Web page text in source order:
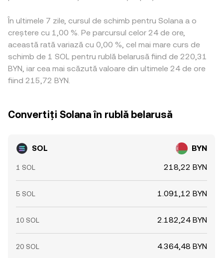
În ultimele 7 zile, cursul de schimb pentru Solana a o
creștere cu 1,00 %. Pe parcursul celor 24 de ore,
această rată variază cu 0,00 %, cel mai mare curs de
schimb de 1 SOL pentru rublă belarusă fiind de 220,31
BYN, iar cea mai scăzută valoare din ultimele 24 de ore
fiind 215,72 BYN.
Convertiți Solana în rublă belarusă
SOL BYN
1 SOL 218,22 BYN
5 SOL 1.091,12 BYN
10 SOL 2.182,24 BYN
20 SOL 4.364,48 BYN